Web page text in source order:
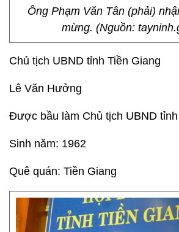
Ông Phạm Văn Tân (phải)
mừng. (Nguồn:
Chủ tịch UBND tỉnh Tiền Giang
Lê Văn Hưởng
Được bầu làm Chủ tịch UBND
Sinh năm: 1962
Quê quán: Tiền Giang